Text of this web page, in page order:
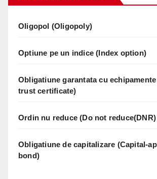
Oligopol (Oligopoly)
Optiune pe un indice (Index option)
Obligatiune garantata cu
trust certificate)
Ordin nu reduce (Do not
Obligatiune de capitalizare (Capital-
bond)